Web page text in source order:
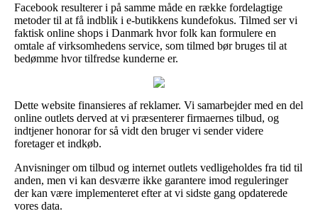
Facebook resulterer i på samme måde en række fordelagtige
metoder til at få indblik i e-butikkens kundefokus. Tilmed ser vi
faktisk online shops i Danmark hvor folk kan formulere en
omtale af virksomhedens service, som tilmed bør bruges til at
bedømme hvor tilfredse kunderne er.
Dette website finansieres af reklamer. Vi samarbejder med en del
online outlets derved at vi præsenterer firmaernes tilbud, og
indtjener honorar for så vidt den bruger vi sender videre
foretager et indkøb.
Anvisninger om tilbud og internet outlets vedligeholdes fra tid til
anden, men vi kan desværre ikke garantere imod reguleringer
der kan være implementeret efter at vi sidste gang opdaterede
vores data.